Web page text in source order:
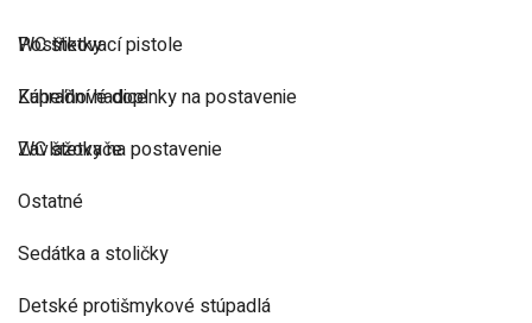
Postřikovací pistole
Zahradní hadice
Zavlažovače
WC štetky
Kúpeľňové doplnky na postavenie
WC štetky na postavenie
Ostatné
Sedátka a stoličky
Detské protišmykové stúpadlá